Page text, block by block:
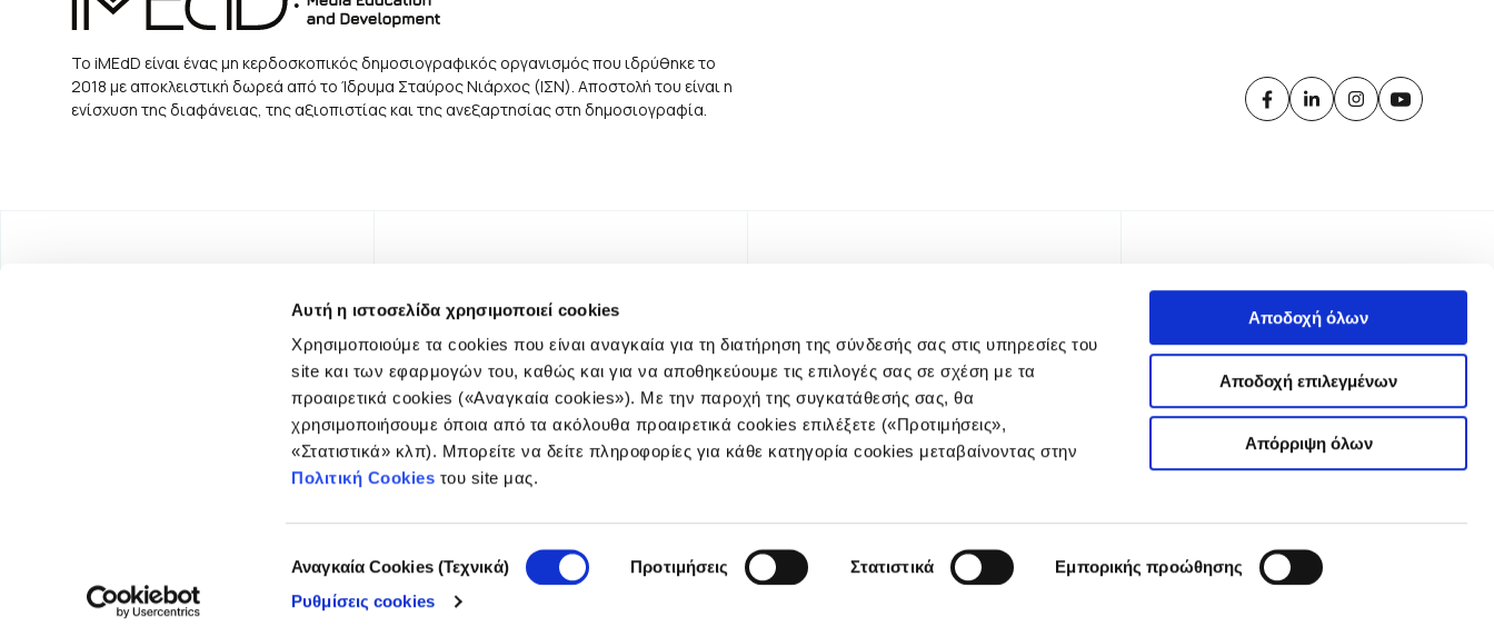
Αυτή η ιστοσελίδα χρησιμοποιεί cookies
Χρησιμοποιούμε τα cookies που είναι αναγκαία για τη διατήρηση της σύνδεσής σας στις υπηρεσίες του
site και των εφαρμογών του, καθώς και για να αποθηκεύουμε τις επιλογές σας σε σχέση με τα
προαιρετικά cookies («Αναγκαία cookies»). Με την παροχή της συγκατάθεσής σας, θα
χρησιμοποιήσουμε όποια από τα ακόλουθα προαιρετικά cookies επιλέξετε («Προτιμήσεις»,
«Στατιστικά» κλπ). Μπορείτε να δείτε πληροφορίες για κάθε κατηγορία cookies μεταβαίνοντας στην
Πολιτική Cookies του site μας.
συγκατάθεσης
Αναγκαία Cookies (Τεχνικά) Προτιμήσεις Στατιστικά
Εμπορικής προώθησης
Ρυθμίσεις cookies
Αποδοχή όλων
Αποδοχή επιλεγμένων
Απόρριψη όλων
Το iMEdD είναι ένας μη κερδοσκοπικός δημοσιογραφικός οργανισμός που ιδρύθηκε το
2018 με αποκλειστική δωρεά από το Ίδρυμα Σταύρος Νιάρχος (ΙΣΝ). Αποστολή του είναι η
ενίσχυση της διαφάνειας, της αξιοπιστίας και της ανεξαρτησίας στη δημοσιογραφία.
© COPYRIGHT iMEdD